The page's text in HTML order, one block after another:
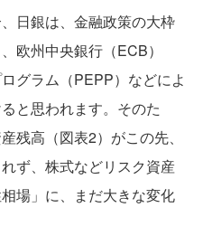
日銀は、金融政策の大枠
欧州中央銀行（ECB）
グラム（PEPP）などによ
と思われます。そのた
残高（図表2）がこの先、
ず、株式などリスク資産
場」に、まだ大きな変化